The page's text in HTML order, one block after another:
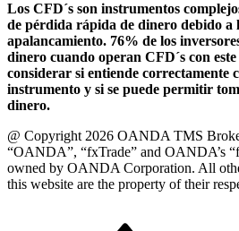
Los CFD´s son instrumentos
de pérdida rápida de dinero debido a
apalancamiento. 76% de los
dinero cuando operan CFD´s con
considerar si entiende correctamente
instrumento y si se puede permitir
dinero.
@ Copyright 2026 OANDA TMS
“OANDA”, “fxTrade” and OANDA’s
owned by OANDA Corporation. All
this website are the property of their